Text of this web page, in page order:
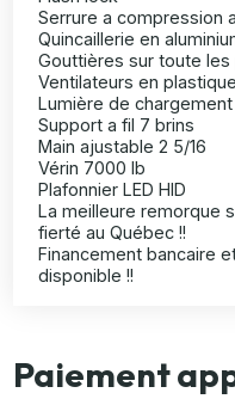
Serrure a compression
Quincaillerie en
Gouttières sur toute
Ventilateurs en
Lumière de
Support a fil 7 brins
Main ajustable 2 5/16
Vérin 7000 lb
Plafonnier LED HID
La meilleure remorque
fierté au Québec !!
Financement bancaire
disponible !!
Paiement